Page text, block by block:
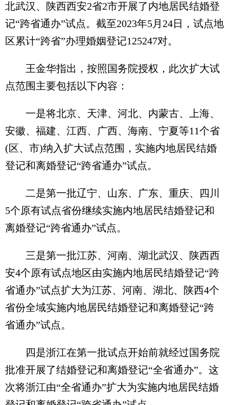
北武汉、陕西西安2省2市开展了内地居民结婚登
记“跨省通办”试点。截至2023年5月24日，试点地
区累计“跨省”办理婚姻登记125247对。
王金华指出，按照国务院授权，此次扩大试
点范围主要包括以下内容：
一是将北京、天津、河北、内蒙古、上海、
安徽、福建、江西、广西、海南、宁夏等11个省
(区、市)纳入扩大试点范围，实施内地居民结婚
登记和离婚登记“跨省通办”试点。
二是第一批辽宁、山东、广东、重庆、四川
5个原有试点省份继续实施内地居民结婚登记和
离婚登记“跨省通办”试点。
三是第一批江苏、河南、湖北武汉、陕西西
安4个原有试点地区由实施内地居民结婚登记“跨
省通办”试点扩大为江苏、河南、湖北、陕西4个
省份全域实施内地居民结婚登记和离婚登记“跨
省通办”试点。
四是浙江在第一批试点开始前就经过国务院
批准开展了结婚登记和离婚登记“全省通办”。这
次将浙江由“全省通办”扩大为实施内地居民结婚